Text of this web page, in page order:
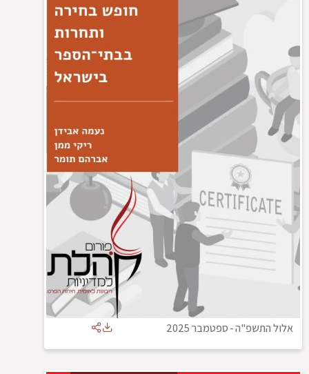
אלול התשפ"ה-ספטמבר 2025